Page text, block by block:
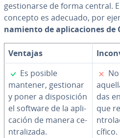
ge­s­tio­nar­se de forma central.
concepto es adecuado, por
na­mie­n­to de apli­ca­cio­nes de
Ventajas
✓
Es posible
mantener, gestionar
y poner a di­s­po­si­ción
el software de la apli­
ca­ción de manera ce­
n­tra­li­za­da.
das
que
cí­fi­co.